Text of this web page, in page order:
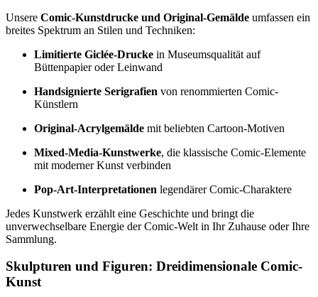
Unsere Comic-Kunstdrucke und Original-Gemälde umfassen ein
breites Spektrum an Stilen und Techniken:
Limitierte Giclée-Drucke in Museumsqualität auf
Büttenpapier oder Leinwand
Handsignierte Serigrafien von renommierten Comic-
Künstlern
Original-Acrylgemälde mit beliebten Cartoon-Motiven
Mixed-Media-Kunstwerke, die klassische Comic-Elemente
mit moderner Kunst verbinden
Pop-Art-Interpretationen legendärer Comic-Charaktere
Jedes Kunstwerk erzählt eine Geschichte und bringt die
unverwechselbare Energie der Comic-Welt in Ihr Zuhause oder Ihre
Sammlung.
Skulpturen und Figuren: Dreidimensionale Comic-
Kunst